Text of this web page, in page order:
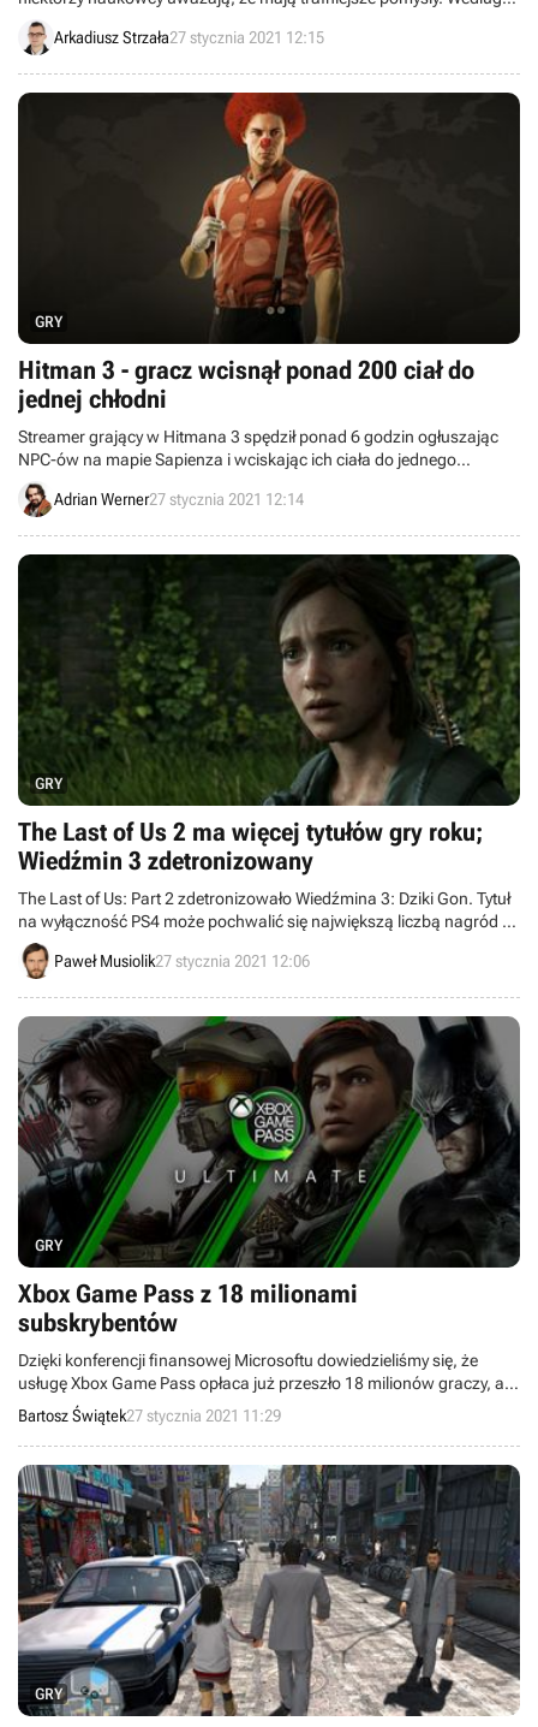
jednego z nich, lepiej zwrócić uwagę na Ceres – planetę karłowatą
wewnątrz pasa planetoid.
Arkadiusz Strzała27 stycznia 2021 12:15
GRY
Hitman 3 - gracz wcisnął ponad 200 ciał do
jednej chłodni
Streamer grający w Hitmana 3 spędził ponad 6 godzin ogłuszając
NPC-ów na mapie Sapienza i wciskając ich ciała do jednego
pomieszczenia. Wszystko po to, aby zabić całą populację
miasteczka jednym wybuchem.
Adrian Werner27 stycznia 2021 12:14
GRY
The Last of Us 2 ma więcej tytułów gry roku;
Wiedźmin 3 zdetronizowany
The Last of Us: Part 2 zdetronizowało Wiedźmina 3: Dziki Gon. Tytuł
na wyłączność PS4 może pochwalić się największą liczbą nagród w
kategorii gry roku.
Paweł Musiolik27 stycznia 2021 12:06
GRY
Xbox Game Pass z 18 milionami
subskrybentów
Dzięki konferencji finansowej Microsoftu dowiedzieliśmy się, że
usługę Xbox Game Pass opłaca już przeszło 18 milionów graczy, a
premierowy miesiąc konsol Xbox Series X/S był najlepszym w historii
platform firmy.
Bartosz Świątek27 stycznia 2021 11:29
GRY